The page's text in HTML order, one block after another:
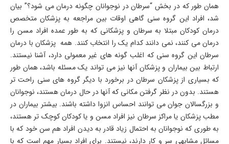
همان طور که در بخش “سرطان در نوجوانان چگونه درمان می شود؟” بیان
شد، افراد این گروه سنی گاهی اوقات بین مراجعه به پزشکان متخصص
درمان کودکان مبتلا به سرطان و پزشکانی که به طور عمده افراد مسن را
درمان می کنند، نمی دانند کدام یک را انتخاب کنند. همه پزشکان با درمان
سرطان این گروه سنی که اغلب گونه های غیر معمولی دارد، آشنا نیستند.
ارتباط بین بیماران و پزشکان آنها نیز می تواند یک مسئله باشد، همان طور
که بسیاری از پزشکان سرطان در برخورد با دیگر گروه های سنی راحت تر
هستند. بدون در نظر گرفتن مکانی که آنها در حال درمان هستند، نوجوانان
و بزرگسالان جوان می توانند احساس انزوا داشته باشند. بیشتر بیماران در
مطب پزشکان یا مراکز سرطان نیز افراد مسن و یا کودکان کوچک تر هستند،
به طوری که نوجوانان به احتمال زیاد قادر به دیدن افراد هم سن خود که با
مسائل مشابهی سر و کار دارند، نیستند. برای افراد بسیار مهم است که با